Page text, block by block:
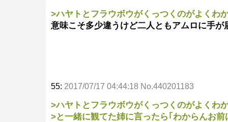
>ハヤトとフラウボウがくっつくのがよくわ
意味こそ多少違うけど二人ともアムロに手
55: 2017/07/17 04:44:18 No.440201183
>ハヤトとフラウボウがくっつくのがよくわ
>と一緒に観てた姉に言ったら｢わからんお